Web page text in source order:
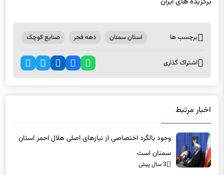
وجود بالگرد اختصاصی از نیازهای اصلی هلال احمر استان
سمنان است